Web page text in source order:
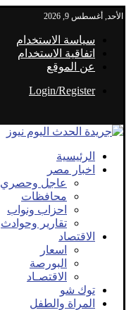
الأحد, أغسطس 9, 2026
سياسة الاستخدام
اتفاقية الاستخدام
عن الموقع
Login/Register
الرئيسية
اخبار مصر
عاجل وحصري
محافظات
احزاب ونواب
تقارير وحوادث
الاقتصاد
اسعار
البورصة
الاقتصـاد
توك شو
المراة والطفل